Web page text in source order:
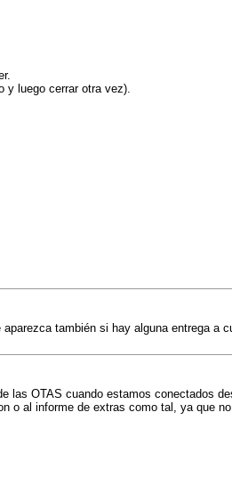
y luego cerrar otra vez).
también si hay alguna entrega a
las OTAS cuando estamos conectados
o al informe de extras como tal, ya que